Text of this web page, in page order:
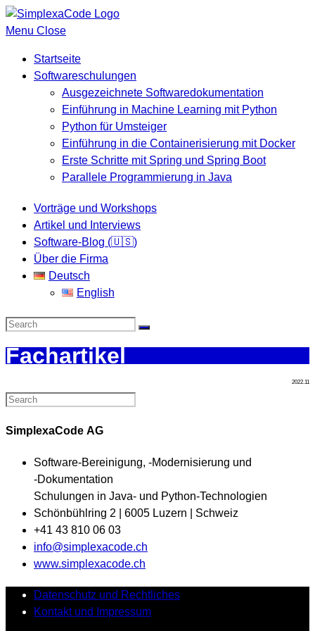
Menu Close
Startseite
Softwareschulungen
Ausgezeichnete Softwaredokumentation
Einführung in Machine Learning mit Python
Python für Umsteiger
Einführung in die Containerisierung mit Docker
Erste Schritte mit Spring und Spring Boot
Parallele Programmierung in Java
Vorträge und Workshops
Artikel und Interviews
Software-Blog (🇺🇸)
Über die Firma
Deutsch
English
Fachartikel
2022.11
SimplexaCode AG
Software-Bereinigung, ‑Modernisierung und
‑Dokumentation
Schulungen in Java- und Python-Technologien
Schönbühlring 2 | 6005 Luzern | Schweiz
+41 43 810 06 03
info@simplexacode.ch
application
www.simplexacode.ch
Datenschutz und Rechtliches
Kontakt und Impressum